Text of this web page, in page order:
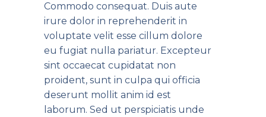
Commodo consequat. Duis aute
irure dolor in reprehenderit in
voluptate velit esse cillum dolore
eu fugiat nulla pariatur. Excepteur
sint occaecat cupidatat non
proident, sunt in culpa qui officia
deserunt mollit anim id est
laborum. Sed ut perspiciatis unde